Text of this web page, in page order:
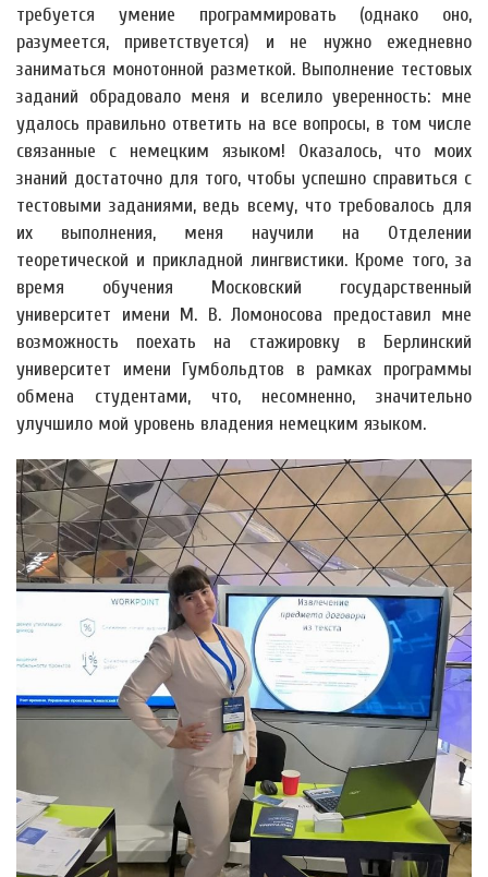
требуется умение программировать (однако оно,
разумеется, приветствуется) и не нужно ежедневно
заниматься монотонной разметкой. Выполнение тестовых
заданий обрадовало меня и вселило уверенность: мне
удалось правильно ответить на все вопросы, в том числе
связанные с немецким языком! Оказалось, что моих
знаний достаточно для того, чтобы успешно справиться с
тестовыми заданиями, ведь всему, что требовалось для
их выполнения, меня научили на Отделении
теоретической и прикладной лингвистики. Кроме того, за
время обучения Московский государственный
университет имени М. В. Ломоносова предоставил мне
возможность поехать на стажировку в Берлинский
университет имени Гумбольдтов в рамках программы
обмена студентами, что, несомненно, значительно
улучшило мой уровень владения немецким языком.